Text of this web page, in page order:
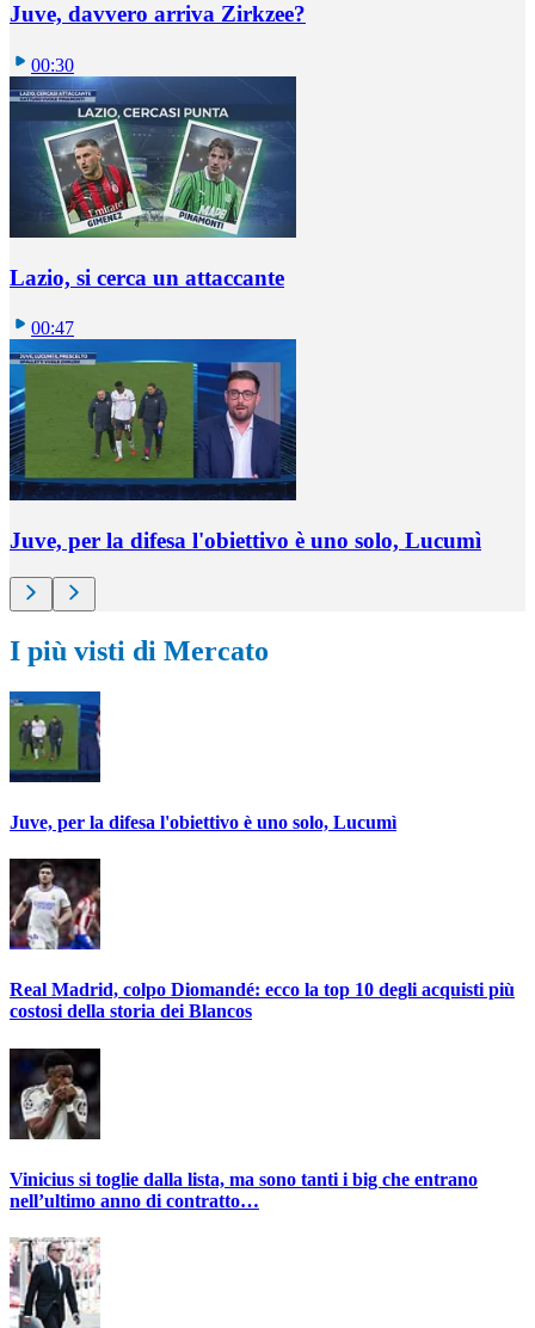
Juve, davvero arriva Zirkzee?
00:30
Lazio, si cerca un attaccante
00:47
Juve, per la difesa l'obiettivo è uno solo, Lucumì
I più visti di Mercato
Juve, per la difesa l'obiettivo è uno solo, Lucumì
Real Madrid, colpo Diomandé: ecco la top 10 degli acquisti più
costosi della storia dei Blancos
Vinicius si toglie dalla lista, ma sono tanti i big che entrano
nell’ultimo anno di contratto…